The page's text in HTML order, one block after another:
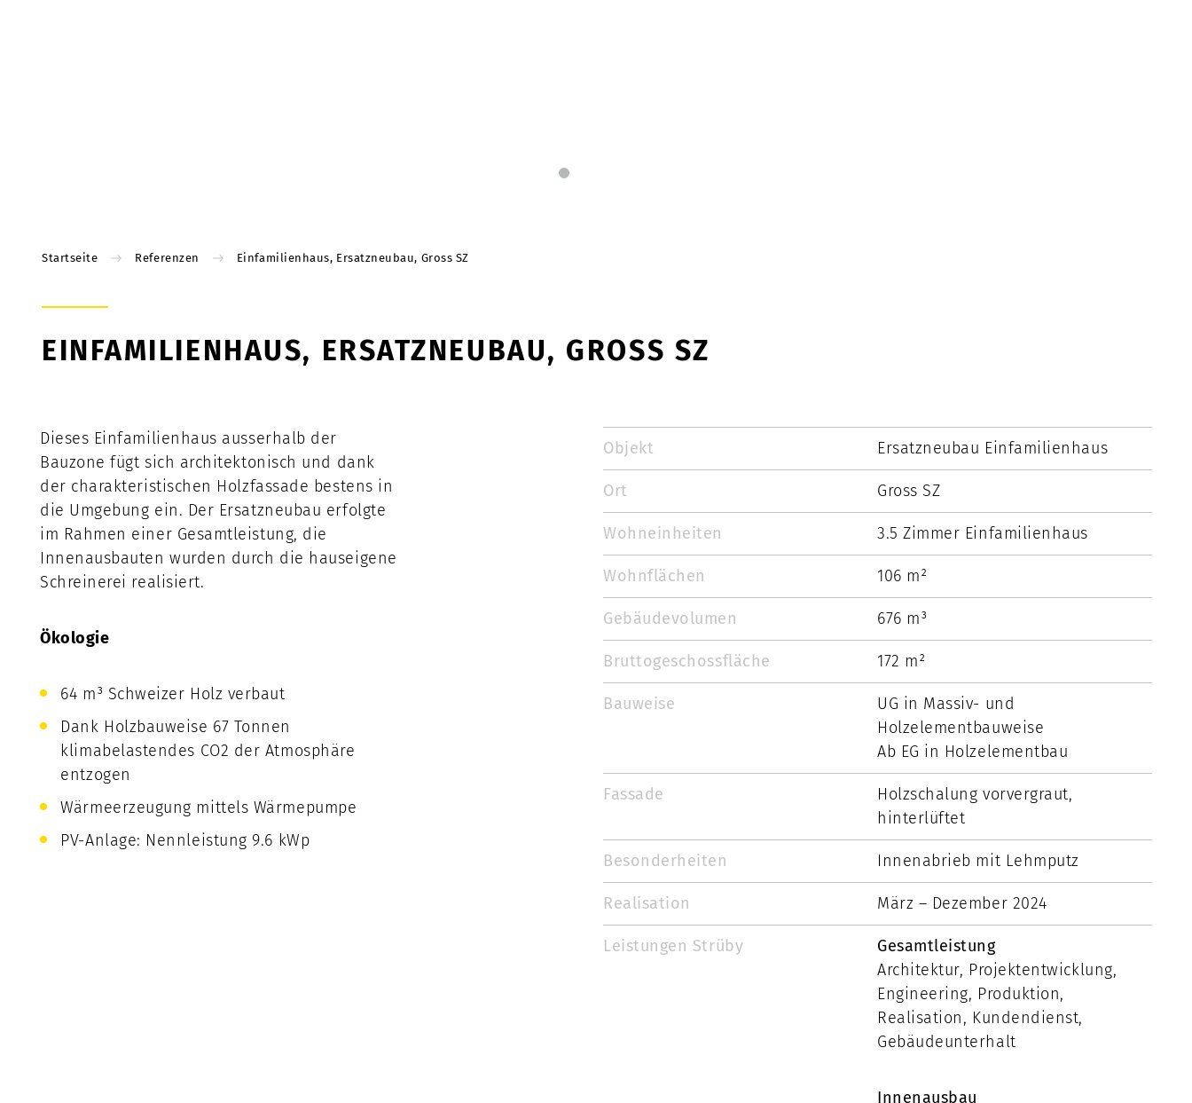
Startseite Referenzen Einfamilienhaus, Ersatzneubau, Gross SZ
EINFAMILIENHAUS, ERSATZNEUBAU, GROSS SZ
Dieses Einfamilienhaus ausserhalb der
Bauzone fügt sich architektonisch und dank
der charakteristischen Holzfassade bestens in
die Umgebung ein. Der Ersatzneubau erfolgte
im Rahmen einer Gesamtleistung, die
Innenausbauten wurden durch die hauseigene
Schreinerei realisiert.
Ökologie
64 m³ Schweizer Holz verbaut
Dank Holzbauweise 67 Tonnen
klimabelastendes CO2 der Atmosphäre
entzogen
Wärmeerzeugung mittels Wärmepumpe
PV-Anlage: Nennleistung 9.6 kWp
Objekt Ersatzneubau Einfamilienhaus
Ort Gross SZ
Wohneinheiten 3.5 Zimmer Einfamilienhaus
Wohnflächen 106 m²
Gebäudevolumen 676 m³
Bruttogeschossfläche 172 m²
Bauweise
UG in Massiv- und
Holzelementbauweise
Ab EG in Holzelementbau
Fassade
Holzschalung vorvergraut,
hinterlüftet
Besonderheiten Innenabrieb mit Lehmputz
Realisation März – Dezember 2024
Leistungen Strüby
Gesamtleistung
Architektur, Projektentwicklung,
Engineering, Produktion,
Realisation, Kundendienst,
Gebäudeunterhalt
Innenausbau